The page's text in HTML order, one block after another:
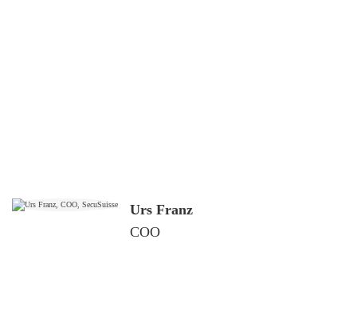
Urs Franz
COO